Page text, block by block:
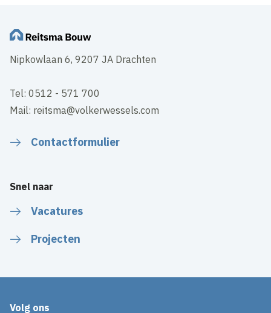
Nipkowlaan 6, 9207 JA Drachten
Tel: 0512 - 571 700
Mail: reitsma@volkerwessels.com
Contactformulier
Snel naar
Vacatures
Projecten
Volg ons